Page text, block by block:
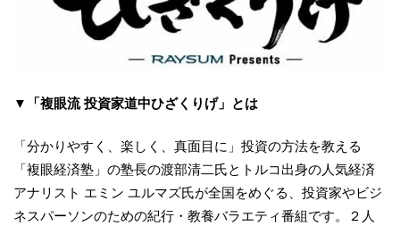
▼ 「複眼流 投資家道中ひざくりげ」とは
「分かりやすく、楽しく、真面目に」投資の方法を教える
「複眼経済塾」の塾長の渡部清二氏とトルコ出身の人気経済
アナリスト エミン ユルマズ氏が全国をめぐる、投資家やビジ
ネスパーソンのための紀行・教養バラエティ番組です。２人